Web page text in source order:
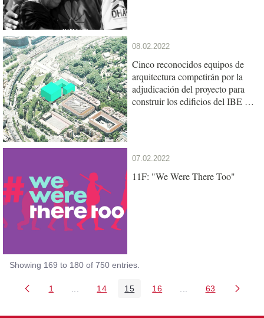
08.02.2022
Cinco reconocidos equipos de
arquitectura competirán por la
adjudicación del proyecto para
construir los edificios del IBE y
07.02.2022
11F: "We Were There Too"
Showing 169 to 180 of 750 entries.
Page
1 Intermediate Pages Use TAB to navigate.
Page
14 Page
15 Page
16 Intermediate Pages
Page
63